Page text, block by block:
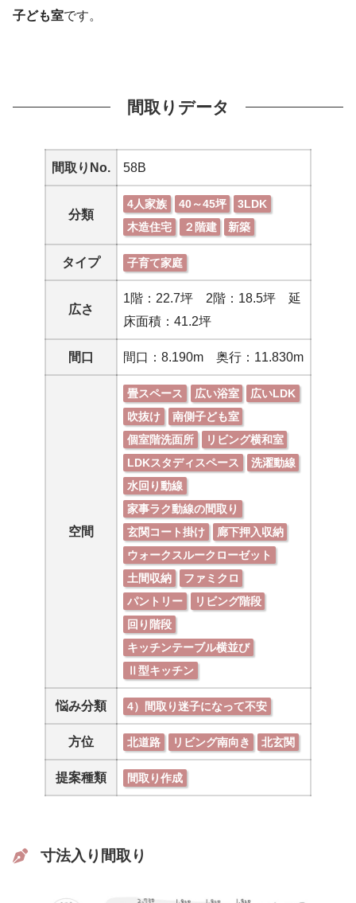
子ども室です。
間取りデータ
間取りNo. 58B
分類
4人家族 40～45坪
3LDK
木造住宅
２階建 新築
タイプ 子育て家庭
広さ
1階：22.7坪 2階：18.5坪 延
床面積：41.2坪
間口 間口：8.190m 奥行：11.830m
空間
畳スペース 広い浴室
広いLDK
吹抜け
南側子ども室
個室階洗面所
リビング横和室
LDKスタディスペース
洗濯動線
水回り動線
家事ラク動線の間取り
玄関コート掛け
廊下押入収納
ウォークスルークローゼット
土間収納
ファミクロ
パントリー
リビング階段
回り階段
キッチンテーブル横並び
Ⅱ型キッチン
悩み分類 4）間取り迷子になって不安
方位 北道路 リビング南向き 北玄関
提案種類 間取り作成
寸法入り間取り